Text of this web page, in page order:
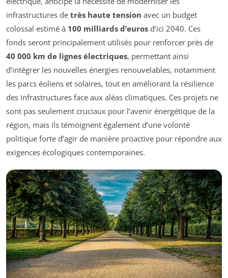
infrastructures de très haute tension avec un budget
colossal estimé à 100 milliards d’euros d’ici 2040. Ces
fonds seront principalement utilisés pour renforcer près de
40 000 km de lignes électriques, permettant ainsi
d’intégrer les nouvelles énergies renouvelables, notamment
les parcs éoliens et solaires, tout en améliorant la résilience
des infrastructures face aux aléas climatiques. Ces projets ne
sont pas seulement cruciaux pour l’avenir énergétique de la
région, mais ils témoignent également d’une volonté
politique forte d’agir de manière proactive pour répondre aux
exigences écologiques contemporaines.